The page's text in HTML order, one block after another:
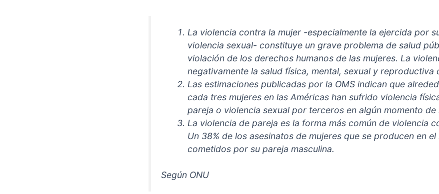
La violencia contra la mujer -especialmente la ejercida por
violencia sexual- constituye un grave problema de salud
violación de los derechos humanos de las mujeres. La
negativamente la salud física, mental, sexual y reproductiva
Las estimaciones publicadas por la OMS indican que
cada tres mujeres en las Américas han sufrido violencia
pareja o violencia sexual por terceros en algún momento de
La violencia de pareja es la forma más común de violencia
Un 38% de los asesinatos de mujeres que se producen en
cometidos por su pareja masculina.
Según ONU